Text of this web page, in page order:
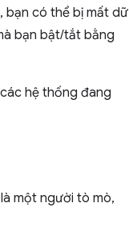
bạn có thể bị mất dữ
bạn bật/tắt bằng
hệ thống đang
một người tò mò,